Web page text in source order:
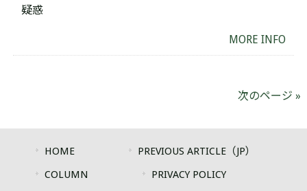
疑惑
MORE INFO
次のページ »
HOME
PREVIOUS ARTICLE（JP）
COLUMN
PRIVACY POLICY